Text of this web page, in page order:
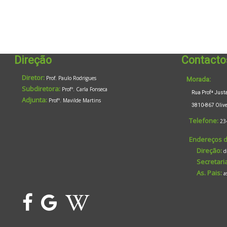
Direção
Diretor: Prof. Paulo Rodrigues
Subdiretora: Profª. Carla Fonseca
Adjunta: Profª. Mavilde Martins
Morada:
Rua Profª Justa
3810-867
Telefone:
Endereços
Direção:
As. Pais: